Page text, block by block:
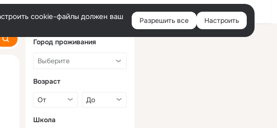
Войти
cookie-файлы должен ваш
Разрешить все Настроить
Город проживания
Возраст
Школа